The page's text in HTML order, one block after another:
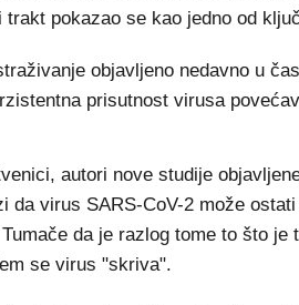
trakt pokazao se kao jedno od
objavljeno nedavno u
prisutnost virusa
autori nove studije
da virus SARS-CoV-2 može
da je razlog tome to što
se virus "skriva".